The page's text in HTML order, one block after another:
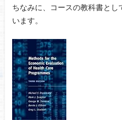
ちなみに、コースの教科書とし
います。